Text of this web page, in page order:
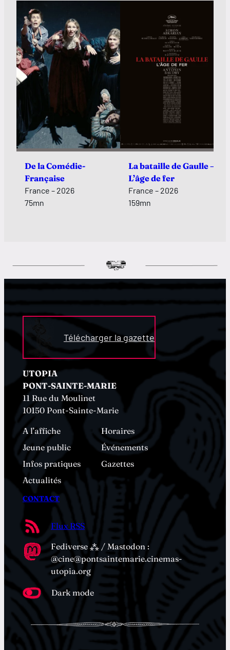
De la Comédie-
Française
France – 2026
75mn
La bataille de Gaulle –
L’âge de fer
France – 2026
159mn
Télécharger la gazette
UTOPIA
PONT-SAINTE-MARIE
11 Rue du Moulinet
10150 Pont-Sainte-Marie
A l’affiche
Horaires
Jeune public
Événements
Infos pratiques
Gazettes
Actualités
CONTACT
Flux RSS
Fediverse ⁂ / Mastodon :
@cine@pontsaintemarie.cinemas-
utopia.org
Dark mode